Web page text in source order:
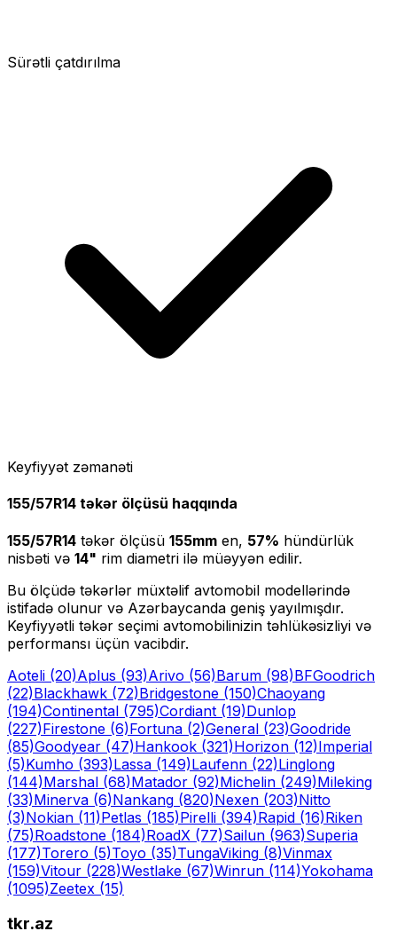
Sürətli çatdırılma
Keyfiyyət zəmanəti
155/57R14 təkər ölçüsü haqqında
155/57R14 təkər ölçüsü 155mm en, 57% hündürlük
nisbəti və 14" rim diametri ilə müəyyən edilir.
Bu ölçüdə təkərlər müxtəlif avtomobil modellərində
istifadə olunur və Azərbaycanda geniş yayılmışdır.
Keyfiyyətli təkər seçimi avtomobilinizin təhlükəsizliyi və
performansı üçün vacibdir.
Aoteli (20)Aplus (93)Arivo (56)Barum (98)BFGoodrich
(22)Blackhawk (72)Bridgestone (150)Chaoyang
(194)Continental (795)Cordiant (19)Dunlop
(227)Firestone (6)Fortuna (2)General (23)Goodride
(85)Goodyear (47)Hankook (321)Horizon (12)Imperial
(5)Kumho (393)Lassa (149)Laufenn (22)Linglong
(144)Marshal (68)Matador (92)Michelin (249)Mileking
(33)Minerva (6)Nankang (820)Nexen (203)Nitto
(3)Nokian (11)Petlas (185)Pirelli (394)Rapid (16)Riken
(75)Roadstone (184)RoadX (77)Sailun (963)Superia
(177)Torero (5)Toyo (35)TungaViking (8)Vinmax
(159)Vitour (228)Westlake (67)Winrun (114)Yokohama
(1095)Zeetex (15)
tkr.az